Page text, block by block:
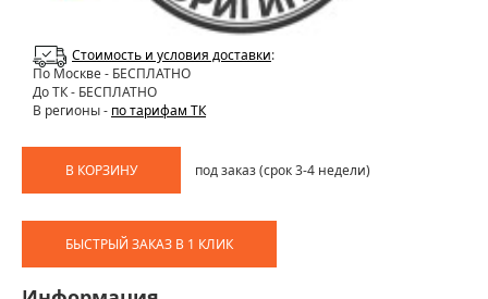
Стоимость и условия доставки:
По Москве- БЕСПЛАТНО
До ТК - БЕСПЛАТНО
В регионы - по тарифам ТК
В КОРЗИНУ под заказ (срок 3-4 недели)
БЫСТРЫЙ ЗАКАЗ В 1 КЛИК